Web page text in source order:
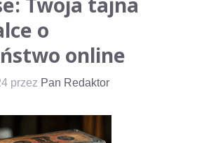
o
online
przez Pan Redaktor